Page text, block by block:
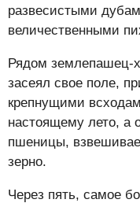
развесистыми
величественными
Рядом землепашец-
засеял свое поле,
крепнущими
настоящему лето, а
пшеницы,
зерно.
Через пять, самое